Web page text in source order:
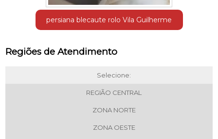
persiana blecaute rolo Vila Guilherme
Regiões de Atendimento
Selecione:
REGIÃO CENTRAL
ZONA NORTE
ZONA OESTE